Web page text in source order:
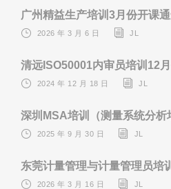
广州精益生产培训3月份开课
2026 年 3 月 6 日 JL
清远ISO50001内审员培训12
2024 年 12 月 18 日 JL
深圳MSA培训（测量系统分析
2025 年 9 月 30 日 JL
东莞计量管理与计量管理员培
2026 年 3 月 16 日 JL